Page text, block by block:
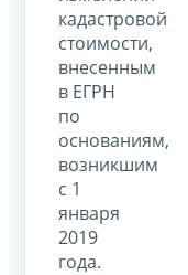
кадастровой
стоимости,
внесенным
в ЕГРН
по
основаниям,
возникшим
с 1
января
2019
года.